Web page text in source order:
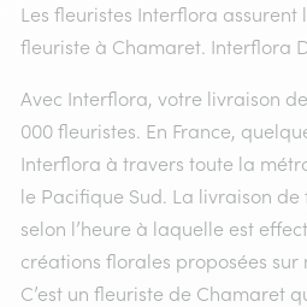
Les fleuristes Interflora
fleuriste à Chamaret. Interflora
Avec Interflora, votre livraison
000 fleuristes. En France,
Interflora à travers toute la
le Pacifique Sud. La livraison
selon l’heure à laquelle est
créations florales proposées
C’est un fleuriste de Chamaret